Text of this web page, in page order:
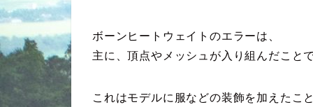
ボーンヒートウェイトのエラーは、
主に、頂点やメッシュが入り組んだこと
これはモデルに服などの装飾を加えたこ